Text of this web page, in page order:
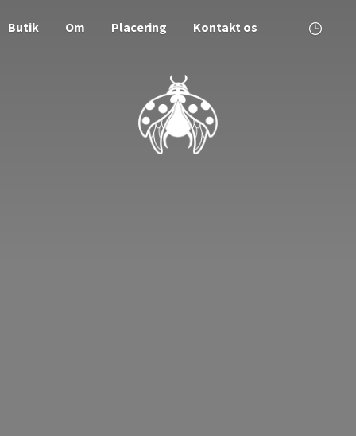
Butik Om Placering Kontakt os